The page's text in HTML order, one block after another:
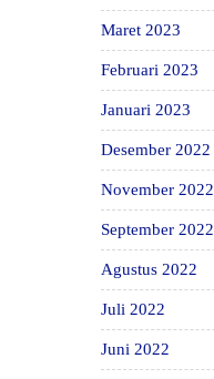
Maret 2023
Februari 2023
Januari 2023
Desember 2022
November 2022
September 2022
Agustus 2022
Juli 2022
Juni 2022